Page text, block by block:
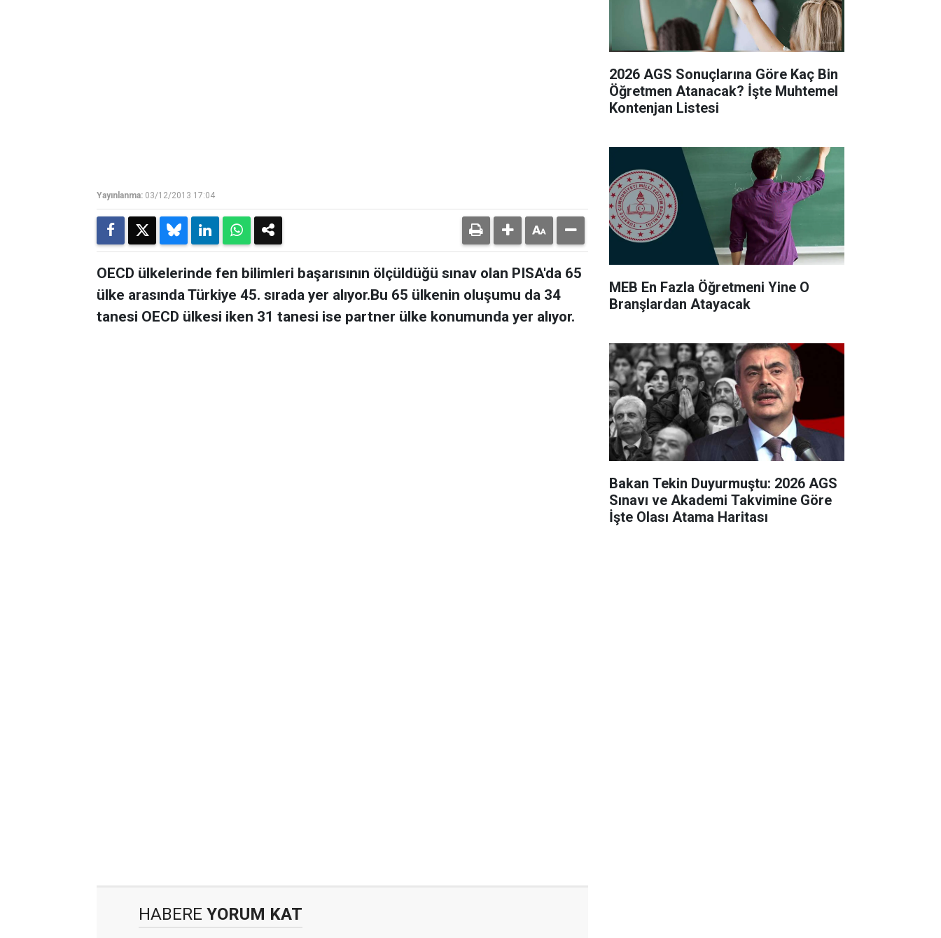
Yayınlanma: 03/12/2013 17:04
OECD ülkelerinde fen bilimleri başarısının ölçüldüğü sınav olan PISA'da 65
ülke arasında Türkiye 45. sırada yer alıyor.Bu 65 ülkenin oluşumu da 34
tanesi OECD ülkesi iken 31 tanesi ise partner ülke konumunda yer alıyor.
HABERE YORUM KAT
2026 AGS Sonuçlarına Göre Kaç Bin
Öğretmen Atanacak? İşte Muhtemel
Kontenjan Listesi
MEB En Fazla Öğretmeni Yine O
Branşlardan Atayacak
Bakan Tekin Duyurmuştu: 2026 AGS
Sınavı ve Akademi Takvimine Göre
İşte Olası Atama Haritası